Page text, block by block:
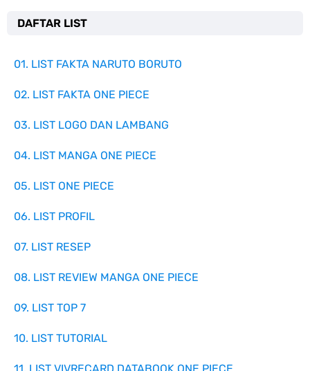
DAFTAR LIST
01. LIST FAKTA NARUTO BORUTO
02. LIST FAKTA ONE PIECE
03. LIST LOGO DAN LAMBANG
04. LIST MANGA ONE PIECE
05. LIST ONE PIECE
06. LIST PROFIL
07. LIST RESEP
08. LIST REVIEW MANGA ONE PIECE
09. LIST TOP 7
10. LIST TUTORIAL